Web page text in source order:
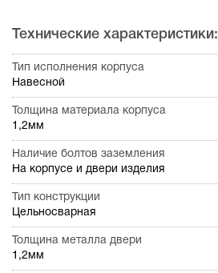
Технические характеристики:
Тип исполнения корпуса
Навесной
Толщина материала корпуса
1,2мм
Наличие болтов заземления
На корпусе и двери изделия
Тип конструкции
Цельносварная
Толщина металла двери
1,2мм